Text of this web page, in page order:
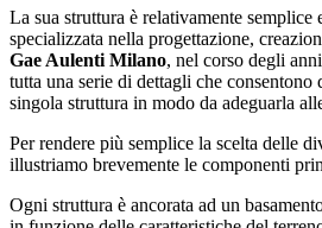
La sua struttura è relativamente semplice
specializzata nella progettazione,
Gae Aulenti Milano, nel corso degli
tutta una serie di dettagli che consentono
singola struttura in modo da adeguarla
Per rendere più semplice la scelta delle
illustriamo brevemente le componenti
Ogni struttura è ancorata ad un